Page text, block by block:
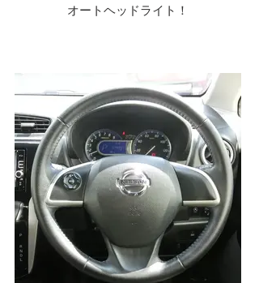
オートヘッドライト！